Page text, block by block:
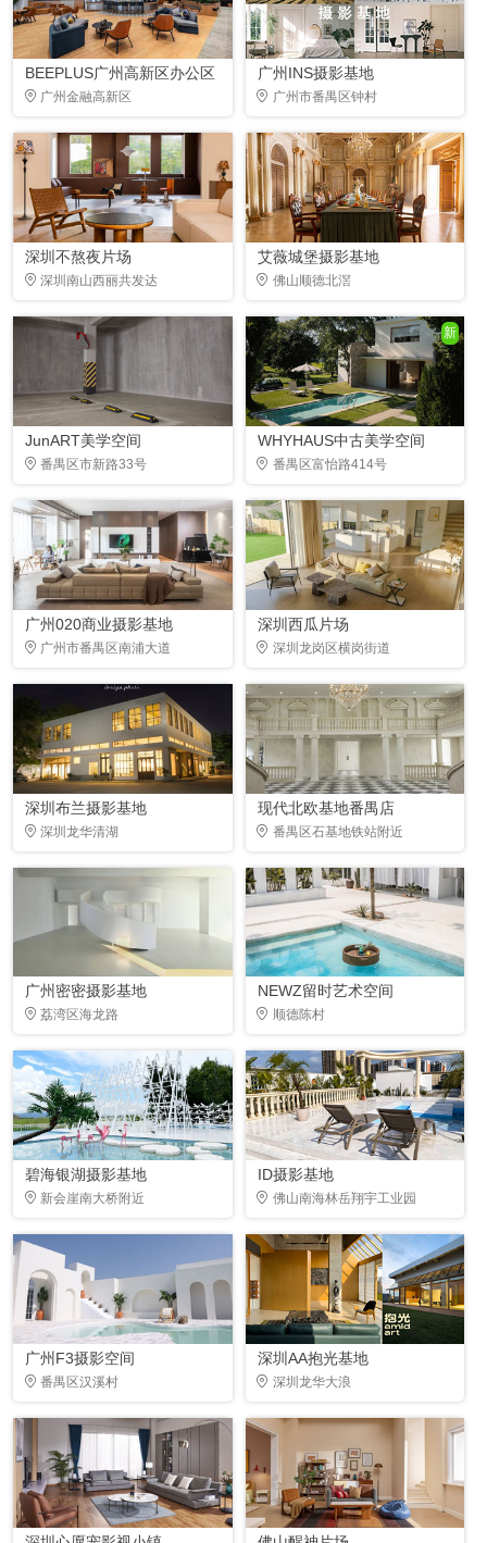
BEEPLUS广州高新区办公区
广州金融高新区
广州INS摄影基地
广州市番禺区钟村
深圳不熬夜片场
深圳南山西丽共发达
艾薇城堡摄影基地
佛山顺德北滘
JunART美学空间
番禺区市新路33号
新
WHYHAUS中古美学空间
番禺区富怡路414号
广州020商业摄影基地
广州市番禺区南浦大道
深圳西瓜片场
深圳龙岗区横岗街道
深圳布兰摄影基地
深圳龙华清湖
现代北欧基地番禺店
番禺区石基地铁站附近
广州密密摄影基地
荔湾区海龙路
NEWZ留时艺术空间
顺德陈村
碧海银湖摄影基地
新会崖南大桥附近
ID摄影基地
佛山南海林岳翔宇工业园
广州F3摄影空间
番禺区汉溪村
深圳AA抱光基地
深圳龙华大浪